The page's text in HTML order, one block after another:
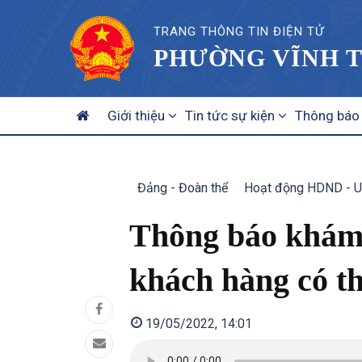
TRANG THÔNG TIN ĐIỆN TỬ
PHƯỜNG VĨNH
NAVIGATION
Giới thiệu Tin tức sự kiện Thông báo
Đảng - Đoàn thể Hoạt động HDND -
Thông báo
khách hàng có
19/05/2022, 14:01